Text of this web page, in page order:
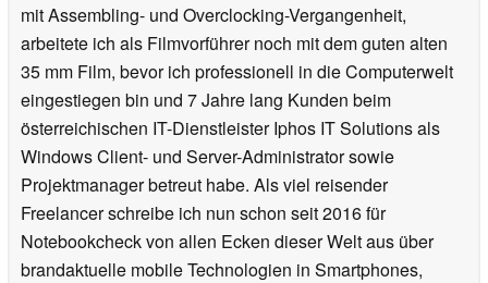
mit Assembling- und Overclocking-Vergangenheit,
arbeitete ich als Filmvorführer noch mit dem guten alten
35 mm Film, bevor ich professionell in die Computerwelt
eingestiegen bin und 7 Jahre lang Kunden beim
österreichischen IT-Dienstleister Iphos IT Solutions als
Windows Client- und Server-Administrator sowie
Projektmanager betreut habe. Als viel reisender
Freelancer schreibe ich nun schon seit 2016 für
Notebookcheck von allen Ecken dieser Welt aus über
brandaktuelle mobile Technologien in Smartphones,